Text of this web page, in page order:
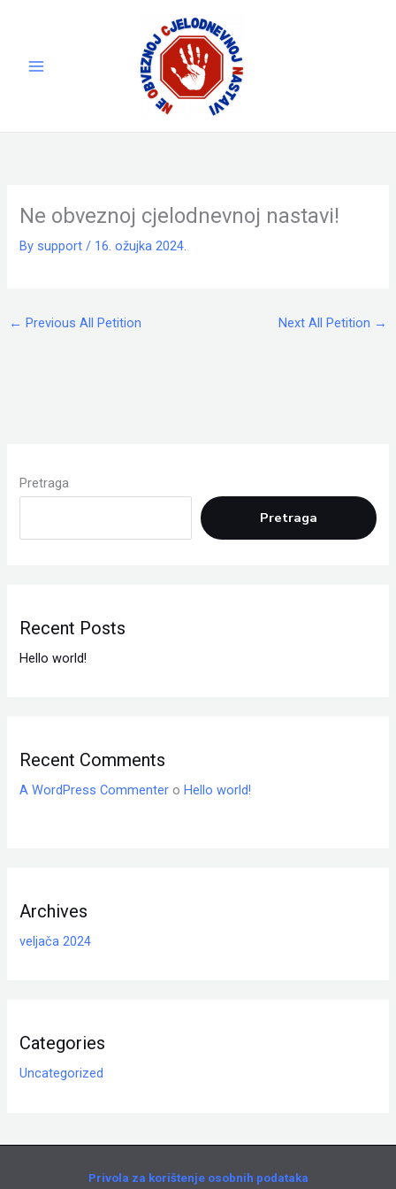
Ne obveznoj cjelodnevnoj nastavi!
By support/ 16. ožujka 2024.
← Previous All Petition Next All Petition →
Pretraga
Pretraga
Recent Posts
Hello world!
Recent Comments
A WordPress Commenter oHello world!
Archives
veljača 2024
Categories
Uncategorized
Privola za korištenje osobnih podataka